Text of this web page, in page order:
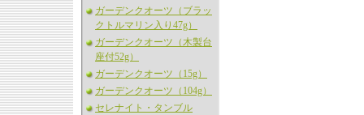
ガーデンクオーツ（ブラッ
クトルマリン入り47g）
ガーデンクオーツ（木製台
座付52g）
ガーデンクオーツ（15g）
ガーデンクオーツ（104g）
セレナイト・タンブル